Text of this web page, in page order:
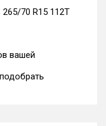
70 R15 112T
вашей